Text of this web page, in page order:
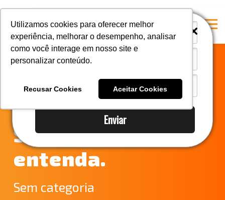
Enviar
Utilizamos cookies para oferecer melhor
experiência, melhorar o desempenho, analisar
como você interage em nosso site e
personalizar conteúdo.
Recusar Cookies Aceitar Cookies
i
i
A Mastersul
Responsabilidade social
Blog
Contato
Ministério da
Economia desativa
Siscoserv:
entenda.
Sem categoria